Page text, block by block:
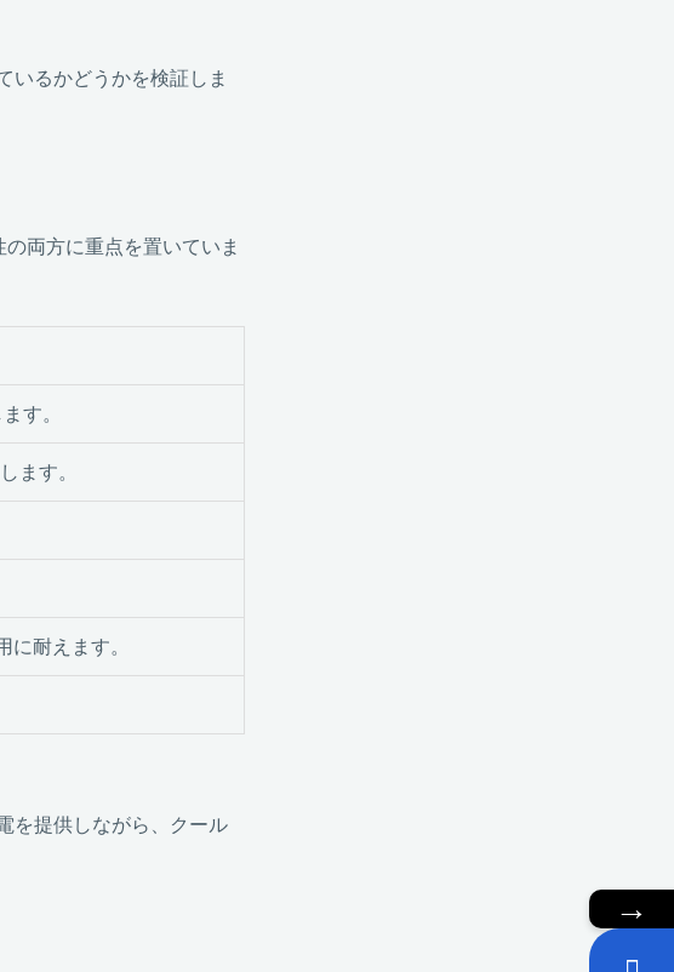
いるかどうかを検証しま
両方に重点を置いていま
す。
ます。
耐えます。
を提供しながら、クール
→